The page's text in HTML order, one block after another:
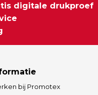
digitale drukproef
bij Promotex